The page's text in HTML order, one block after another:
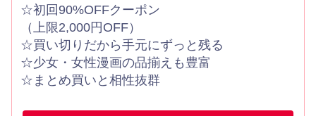
☆初回90%OFFクーポン
（上限2,000円OFF）
☆買い切りだから手元にずっと残る
☆少女・女性漫画の品揃えも豊富
☆まとめ買いと相性抜群